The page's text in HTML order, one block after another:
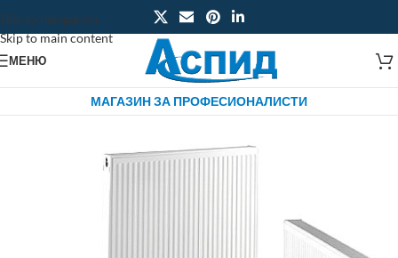
Skip to navigation
Skip to main content
МЕНЮ
МАГАЗИН ЗА ПРОФЕСИОНАЛИСТИ